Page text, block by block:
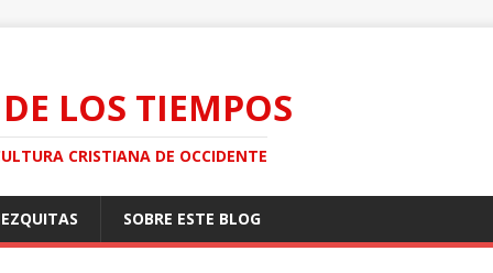
LOS TIEMPOS
CRISTIANA DE OCCIDENTE
SOBRE ESTE BLOG